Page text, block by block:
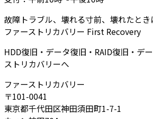
故障トラブル、壊れる寸前、壊れたとき
ファーストリカバリー First Recovery
HDD復旧・データ復旧・RAID復旧・デ
ストリカバリーへ
ファーストリカバリー
〒101-0041
東京都千代田区神田須田町1-7-1